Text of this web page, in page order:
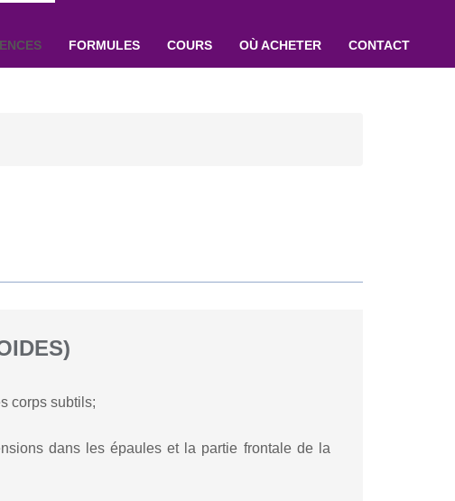
FORMULES COURS OÙ ACHETER CONTACT
corps subtils;
dans les épaules et la partie frontale de la